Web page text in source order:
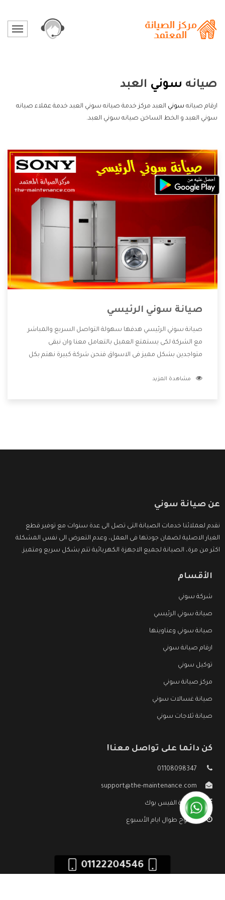
صيانه سوني العبد
ارقام صيانه سوني العبد مركز خدمة صيانه سوني العبد خدمة عملاء صيانه
سوني العبد و الخط الساخن صيانه سوني العبد.
صيانة سوني الرئيسي
صيانة سوني الرئيسي هدفها سهولة التواصل السريع والمباشر
مع الشركة لكى يستمتع العميل بالتعامل معنا وان نبقى
متواجدين بشكل مميز فى الاسواق فنحن شركة كبيرة نهتم بكل
الشركة بها والتى تكون منها خدمة الصيانة التى تكون من أهم
مشاهدة المزيد
عن صيانة سوني
نقدم لعملائنا خدمات الصيانة التى تصل الى عدة سنوات مع توفير قطع
الغيار الاصلية لضمان جودتها فى العمل، وعدم التعرض الى نفس المشكلة
اكثر من مرة، الصيانة لجميع الاجهزة الكهربائية تتم بشكل سريع ومتميز.
الأقسام
شركة سوني
صيانة سوني الرئيسي
صيانة سوني وعناوينها
ارقام صيانة سوني
توكيل سوني
مركز صيانة سوني
صيانة غسالات سوني
صيانة ثلاجات سوني
كن دائما على تواصل معنا!
01108098347
support@the-maintenance.com
صفحة الفيس بوك
مفتوح طوال ايام الأسبوع
01122204546